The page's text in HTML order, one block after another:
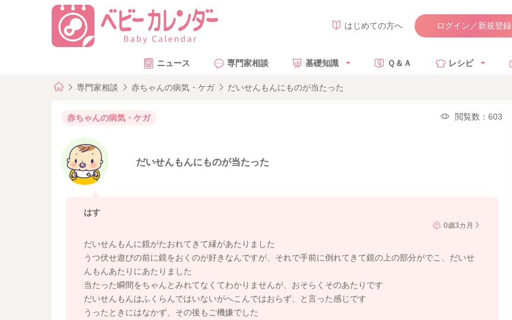
はじめての方へ ログイン／新規登録
ニュース 専門家相談 基礎知識 Ｑ＆Ａ レシピ
専門家相談 赤ちゃんの病気・ケガ だいせんもんにものが当たった
赤ちゃんの病気・ケガ 閲覧数：603
だいせんもんにものが当たった
はす
0歳3カ月
だいせんもんに鏡がたおれてきて縁があたりました
うつ伏せ遊びの前に鏡をおくのが好きなんですが、それで手前に倒れてきて鏡の上の部分がでこ、だいせ
んもんあたりにあたりました
当たった瞬間をちゃんとみれてなくてわかりませんが、おそらくそのあたりです
だいせんもんはふくらんではいないがへこんではおらず、と言った感じです
うったときにはなかず、その後もご機嫌でした